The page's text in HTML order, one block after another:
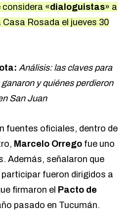
considera «dialoguistas» a
Casa Rosada el jueves 30
Análisis: las claves para
y quiénes perdieron
San Juan
fuentes oficiales, dentro de
Marcelo Orrego fue uno
Además, señalaron que
fueron dirigidos a
firmaron el Pacto de
pasado en Tucumán.